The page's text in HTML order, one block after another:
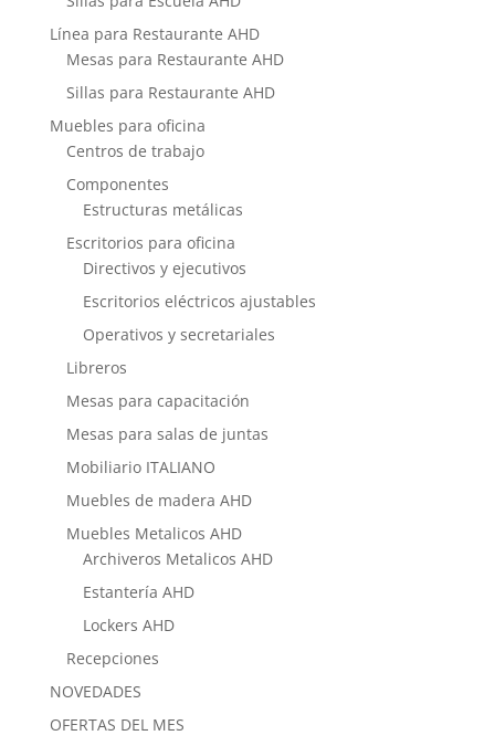
Línea para Restaurante AHD
Mesas para Restaurante AHD
Sillas para Restaurante AHD
Muebles para oficina
Centros de trabajo
Componentes
Estructuras metálicas
Escritorios para oficina
Directivos y ejecutivos
Escritorios eléctricos ajustables
Operativos y secretariales
Libreros
Mesas para capacitación
Mesas para salas de juntas
Mobiliario ITALIANO
Muebles de madera AHD
Muebles Metalicos AHD
Archiveros Metalicos AHD
Estantería AHD
Lockers AHD
Recepciones
NOVEDADES
OFERTAS DEL MES